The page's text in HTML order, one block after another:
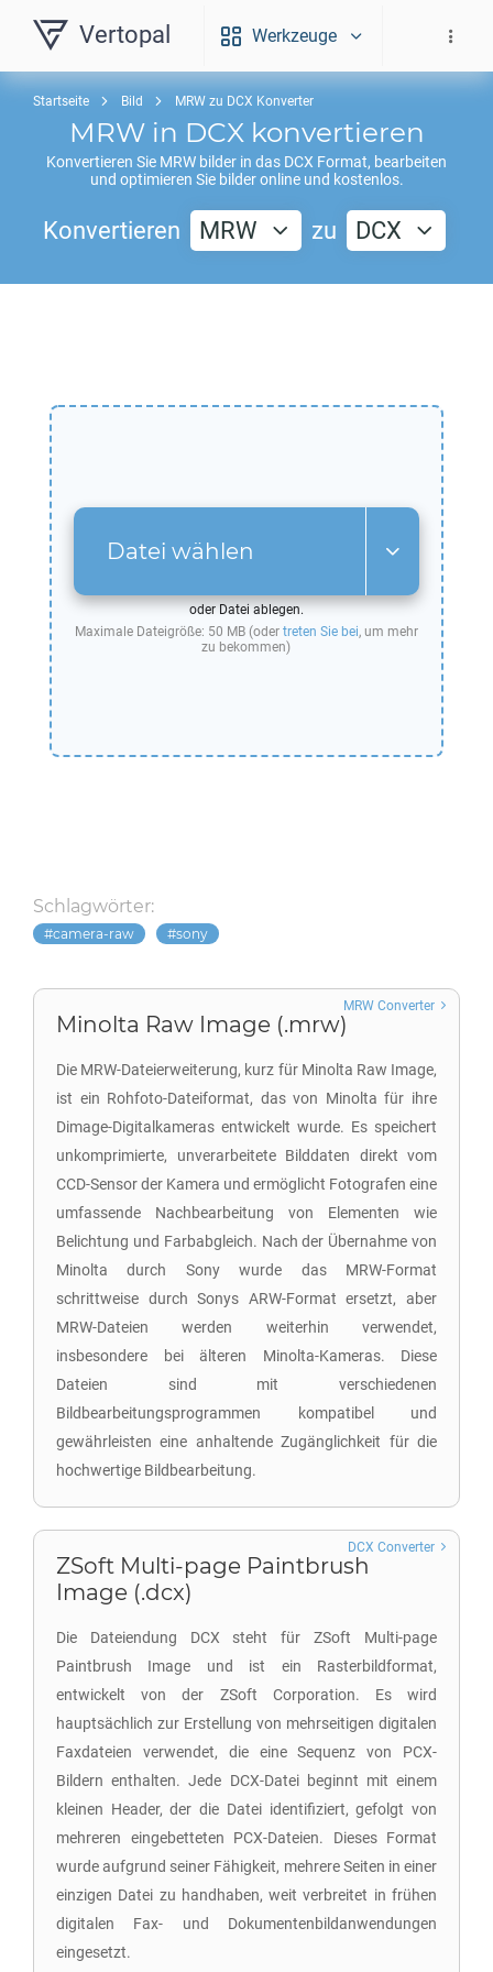
Vertopal Werkzeuge
Startseite Bild MRW zu DCX Konverter
MRWin DCXkonvertieren
Konvertieren Sie MRW bilder in das DCX Format, bearbeiten
und optimieren Sie bilder online und kostenlos.
Konvertieren MRW zu DCX
Datei wählen
oder Datei ablegen.
Maximale Dateigröße: 50 MB (oder treten Sie bei, um mehr
zu bekommen)
Schlagwörter:
camera-raw sony
Minolta Raw Image (.mrw)
Die MRW-Dateierweiterung, kurz für Minolta Raw Image,
ist ein Rohfoto-Dateiformat, das von Minolta für ihre
Dimage-Digitalkameras entwickelt wurde. Es speichert
unkomprimierte, unverarbeitete Bilddaten direkt vom
CCD-Sensor der Kamera und ermöglicht Fotografen eine
umfassende Nachbearbeitung von Elementen wie
Belichtung und Farbabgleich. Nach der Übernahme von
Minolta durch Sony wurde das MRW-Format
schrittweise durch Sonys ARW-Format ersetzt, aber
MRW-Dateien werden weiterhin verwendet,
insbesondere bei älteren Minolta-Kameras. Diese
Dateien sind mit verschiedenen
Bildbearbeitungsprogrammen kompatibel und
gewährleisten eine anhaltende Zugänglichkeit für die
hochwertige Bildbearbeitung.
MRW Converter
ZSoft Multi-page Paintbrush
Image (.dcx)
Die Dateiendung DCX steht für ZSoft Multi-page
Paintbrush Image und ist ein Rasterbildformat,
entwickelt von der ZSoft Corporation. Es wird
hauptsächlich zur Erstellung von mehrseitigen digitalen
Faxdateien verwendet, die eine Sequenz von PCX-
Bildern enthalten. Jede DCX-Datei beginnt mit einem
kleinen Header, der die Datei identifiziert, gefolgt von
mehreren eingebetteten PCX-Dateien. Dieses Format
wurde aufgrund seiner Fähigkeit, mehrere Seiten in einer
einzigen Datei zu handhaben, weit verbreitet in frühen
digitalen Fax- und Dokumentenbildanwendungen
eingesetzt.
DCX Converter